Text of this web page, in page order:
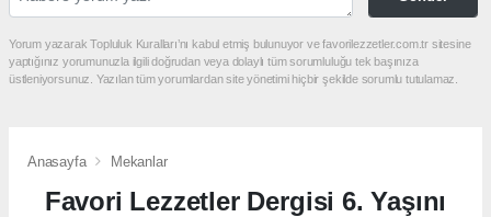
Yorum yazarak Topluluk Kuralları’nı kabul etmiş bulunuyor ve favorilezzetler.com.tr sitesine
yaptığınız yorumunuzla ilgili doğrudan veya dolaylı tüm sorumluluğu tek başınıza
üstleniyorsunuz. Yazılan tüm yorumlardan site yönetimi hiçbir şekilde sorumlu tutulamaz.
Anasayfa Mekanlar
Favori Lezzetler Dergisi 6. Yaşını